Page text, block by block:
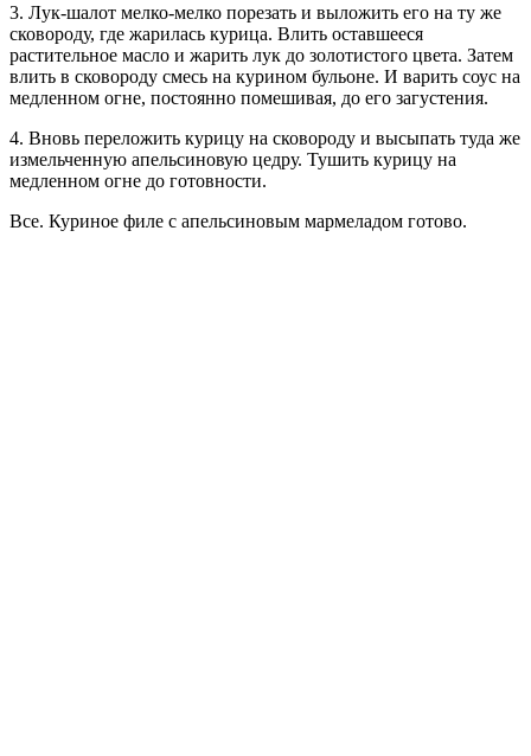
3. Лук-шалот мелко-мелко порезать и выложить его на ту же
сковороду, где жарилась курица. Влить оставшееся
растительное масло и жарить лук до золотистого цвета. Затем
влить в сковороду смесь на курином бульоне. И варить соус на
медленном огне, постоянно помешивая, до его загустения.
4. Вновь переложить курицу на сковороду и высыпать туда же
измельченную апельсиновую цедру. Тушить курицу на
медленном огне до готовности.
Все. Куриное филе с апельсиновым мармеладом готово.